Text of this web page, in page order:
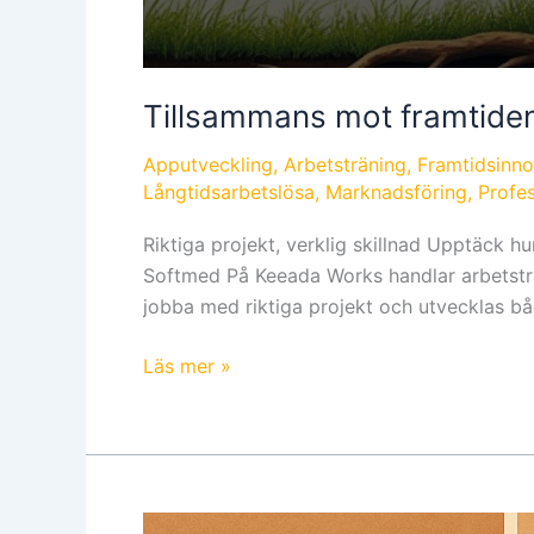
Tillsammans mot
Apputveckling, Arbetsträning,
Långtidsarbetslösa, Marknadsföring,
Riktiga projekt, verklig skillnad Upptäck
Softmed På Keeada Works handlar
jobba med riktiga projekt och utvecklas
Läs mer »